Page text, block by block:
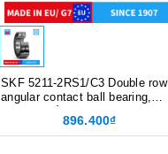
SKF 5211-2RS1/C3 Double row
angular contact ball bearing,
Vòng bi tiếp xúc góc hai dãy,
d55xD100xB33.3 mm, Xuất xứ
EU/G7
896.400₫